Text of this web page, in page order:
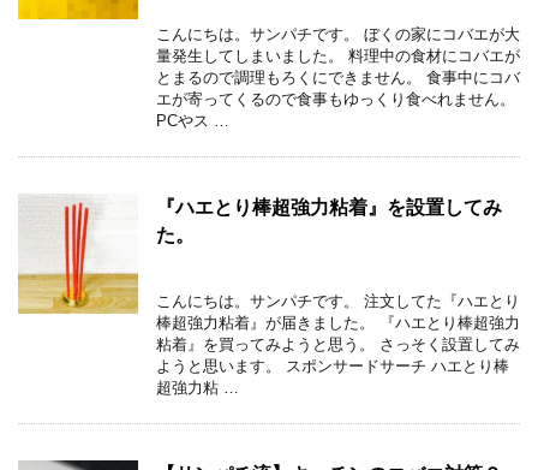
こんにちは。サンパチです。 ぼくの家にコバエが大
量発生してしまいました。 料理中の食材にコバエが
とまるので調理もろくにできません。 食事中にコバ
エが寄ってくるので食事もゆっくり食べれません。
PCやス …
『ハエとり棒超強力粘着』を設置してみ
た。
こんにちは。サンパチです。 注文してた『ハエとり
棒超強力粘着』が届きました。 『ハエとり棒超強力
粘着』を買ってみようと思う。 さっそく設置してみ
ようと思います。 スポンサードサーチ ハエとり棒
超強力粘 …